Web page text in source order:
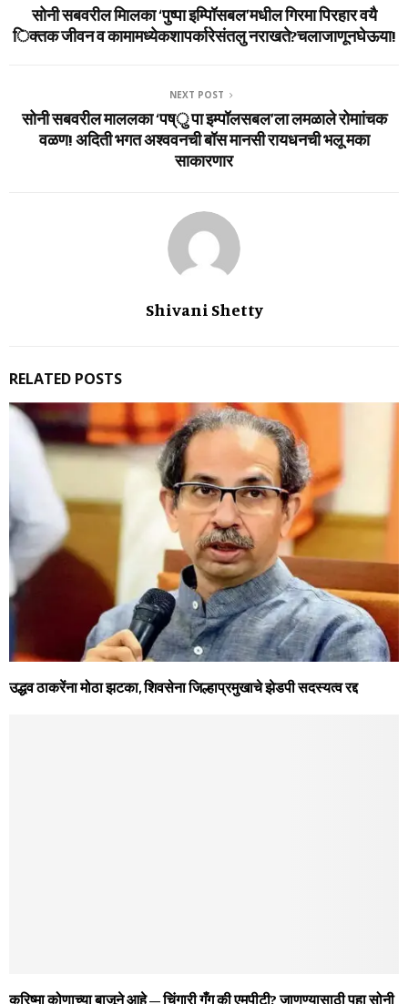
सोनी सबवरील मािलका ‘पुष्पा इम्पॉिसबल’मधील गिरमा पिरहार वयै
िक्तक जीवन व कामामध्येकशापर्कारेसंतलु नराखते?चलाजाणूनघेऊया!
NEXT POST
सोनी सबवरील माललका ‘पष्ु पा इम्पॉलसबल’ला लमळाले रोमाांचक
वळण! अदिती भगत अश्ववनची बॉस मानसी रायधनची भलू मका
साकारणार
Shivani Shetty
RELATED POSTS
उद्धव ठाकरेंना मोठा झटका, शिवसेना जिल्हाप्रमुखाचे झेडपी सदस्यत्व रद्द
करिष्‍मा कोणाच्‍या बाजूने आहे – चिंगारी गँग की एमपीटी? जाणण्‍यासाठी पहा सोनी